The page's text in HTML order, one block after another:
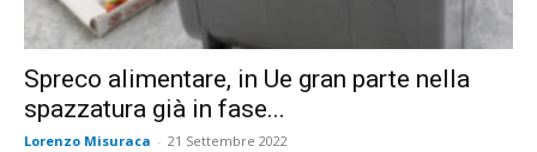
Spreco alimentare, in Ue gran parte nella
spazzatura già in fase...
Lorenzo Misuraca - 21 Settembre 2022